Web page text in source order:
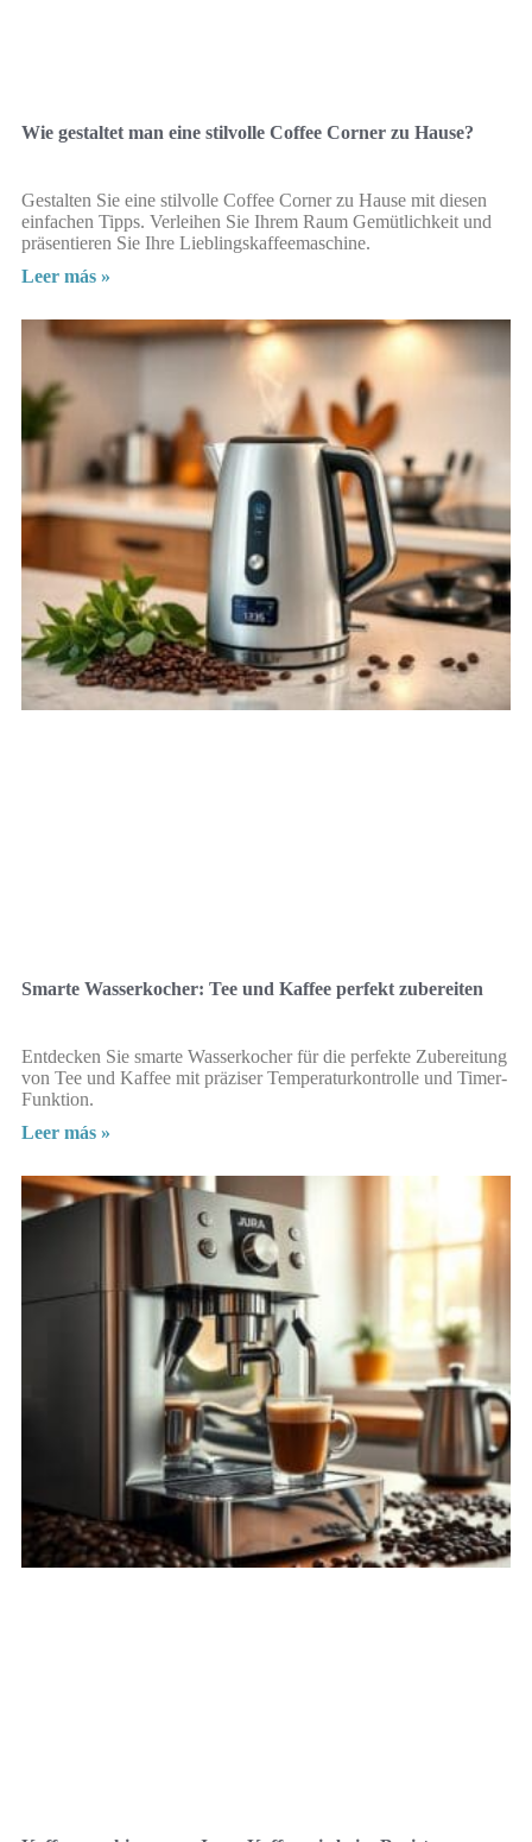
Wie gestaltet man eine stilvolle Coffee Corner zu Hause?
Gestalten Sie eine stilvolle Coffee Corner zu Hause mit diesen
einfachen Tipps. Verleihen Sie Ihrem Raum Gemütlichkeit und
präsentieren Sie Ihre Lieblingskaffeemaschine.
Leer más »
Smarte Wasserkocher: Tee und Kaffee perfekt zubereiten
Entdecken Sie smarte Wasserkocher für die perfekte Zubereitung
von Tee und Kaffee mit präziser Temperaturkontrolle und Timer-
Funktion.
Leer más »